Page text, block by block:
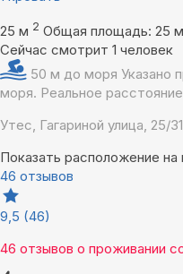
25 м 2 Общая площадь: 25 м
Сейчас смотрит 1 человек
50 м до моря Указано
моря. Реальное
Утес, Гагариной улица, 25/
Показать расположение на
46 отзывов
9,5 (46)
46 отзывов о проживании